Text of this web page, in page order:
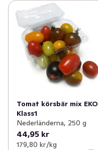
Tomat körsbär mix EKO
Klass1
Nederländerna, 250 g
44,95 kr
179,80 kr /kg